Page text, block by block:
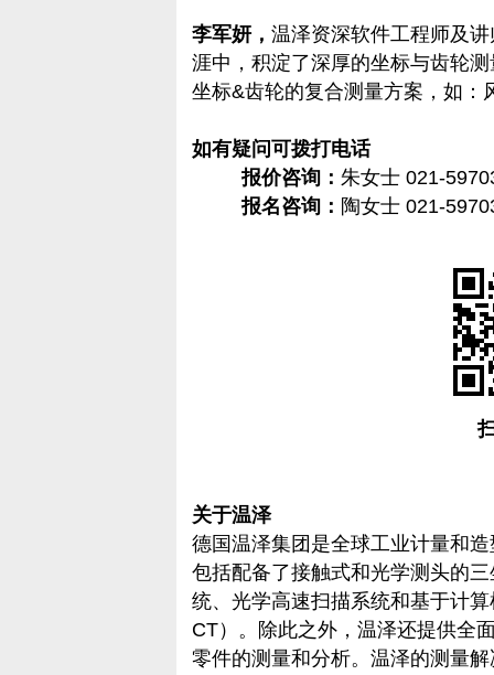
李军妍， 温泽资深软件工程师及
涯中，积淀了深厚的坐标与齿轮
坐标&齿轮的复合测量方案，如：
如有疑问可拨打电话
报价咨询： 朱女士 021-
报名咨询： 陶女士 021-
关于温泽
德国温泽集团是全球工业计量和
包括配备了接触式和光学测头的
统、光学高速扫描系统和基于计
CT）。除此之外，温泽还提供全
零件的测量和分析。温泽的测量